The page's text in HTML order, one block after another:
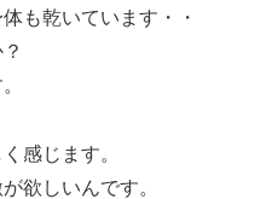
も乾いています・・
感じます。
欲しいんです。